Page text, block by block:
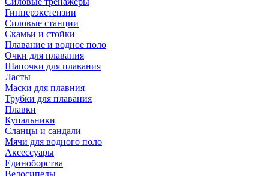
Гипперэкстензии
Силовые станции
Скамьи и стойки
Плавание и водное поло
Очки для плавания
Шапочки для плавания
Ласты
Маски для плавния
Трубки для плавания
Плавки
Купальники
Сланцы и сандали
Мячи для водного поло
Аксессуары
Единоборства
Велосипеды